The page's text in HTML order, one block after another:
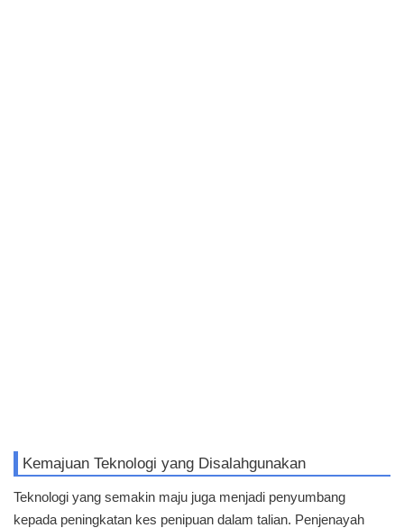
Kemajuan Teknologi yang Disalahgunakan
Teknologi yang semakin maju juga menjadi penyumbang
kepada peningkatan kes penipuan dalam talian. Penjenayah